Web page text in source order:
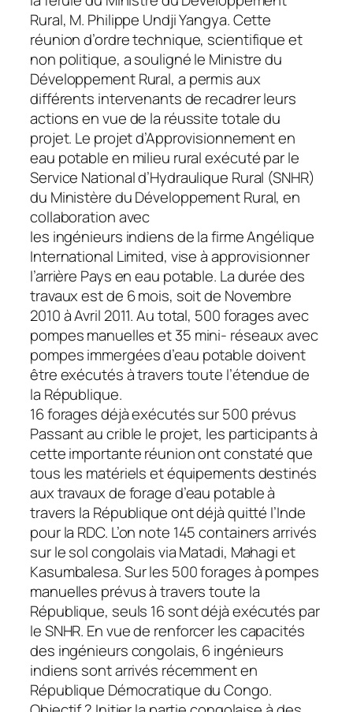
Rural, M. Philippe Undji Yangya. Cette
réunion d’ordre technique, scientifique et
non politique, a souligné le Ministre du
Développement Rural, a permis aux
différents intervenants de recadrer leurs
actions en vue de la réussite totale du
projet. Le projet d’Approvisionnement en
eau potable en milieu rural exécuté par le
Service National d’Hydraulique Rural (SNHR)
du Ministère du Développement Rural, en
collaboration avec
les ingénieurs indiens de la firme Angélique
International Limited, vise à approvisionner
l’arrière Pays en eau potable. La durée des
travaux est de 6 mois, soit de Novembre
2010 à Avril 2011. Au total, 500 forages avec
pompes manuelles et 35 mini- réseaux avec
pompes immergées d’eau potable doivent
être exécutés à travers toute l’étendue de
la République.
16 forages déjà exécutés sur 500 prévus
Passant au crible le projet, les participants à
cette importante réunion ont constaté que
tous les matériels et équipements destinés
aux travaux de forage d’eau potable à
travers la République ont déjà quitté l’Inde
pour la RDC. L’on note 145 containers arrivés
sur le sol congolais via Matadi, Mahagi et
Kasumbalesa. Sur les 500 forages à pompes
manuelles prévus à travers toute la
République, seuls 16 sont déjà exécutés par
le SNHR. En vue de renforcer les capacités
des ingénieurs congolais, 6 ingénieurs
indiens sont arrivés récemment en
République Démocratique du Congo.